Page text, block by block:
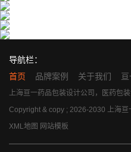
导航栏：
首页
品牌案例 关于我们
上海亘一药品包装设计公司，医药包
Copyright & copy ; 2026-2030 上海亘
XML地图 网站模板